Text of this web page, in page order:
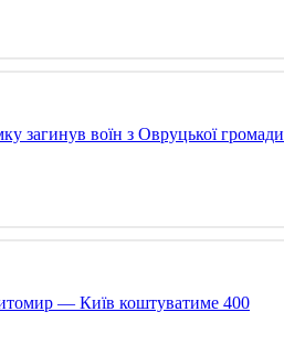
загинув воїн з Овруцької громади
— Київ коштуватиме 400